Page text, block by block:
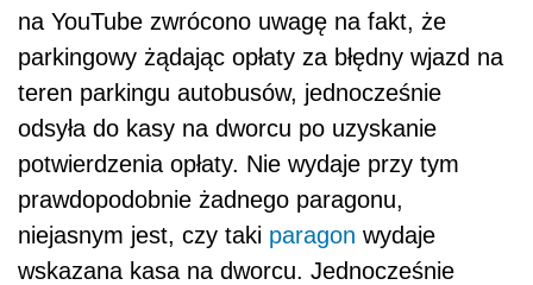
na YouTube zwrócono uwagę na fakt, że
parkingowy żądając opłaty za błędny wjazd na
teren parkingu autobusów, jednocześnie
odsyła do kasy na dworcu po uzyskanie
potwierdzenia opłaty. Nie wydaje przy tym
prawdopodobnie żadnego paragonu,
niejasnym jest, czy taki paragon wydaje
wskazana kasa na dworcu. Jednocześnie